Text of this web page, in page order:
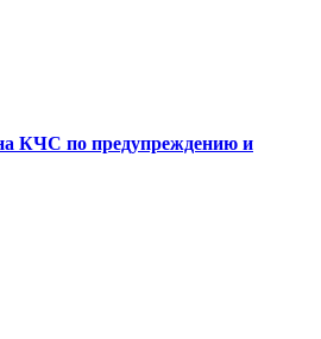
КЧС по предупреждению и